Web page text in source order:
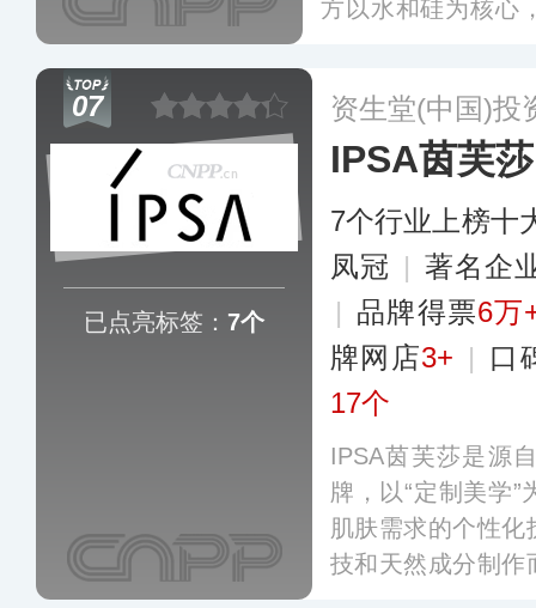
方以水和硅为核心
至油性肌肤使用。
07
已点亮标签： 7个
资生堂(中国)投
IPSA茵芙莎
7个行业上榜十
凤冠 | 著名企
| 品牌得票6万
牌网店3+ | 口
17个
IPSA茵芙莎是源
牌，以“定制美学
肌肤需求的个性
技和天然成分制作